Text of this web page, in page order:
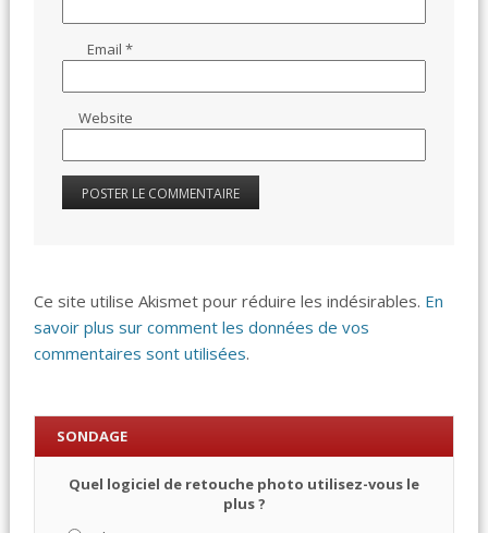
Email*
Website
Ce site utilise Akismet pour réduire les indésirables. En
savoir plus sur comment les données de vos
commentaires sont utilisées.
SONDAGE
Quel logiciel de retouche photo utilisez-vous le
plus ?